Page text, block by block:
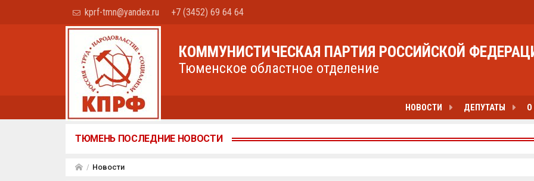
kprf-tmn@yandex.ru +7 (3452) 69 64 64
КОММУНИСТИЧЕСКАЯ ПАРТИЯ РОССИЙСКОЙ
Тюменское областное отделение
НОВОСТИ ДЕПУТАТЫ
ТЮМЕНЬ ПОСЛЕДНИЕ НОВОСТИ
Новости